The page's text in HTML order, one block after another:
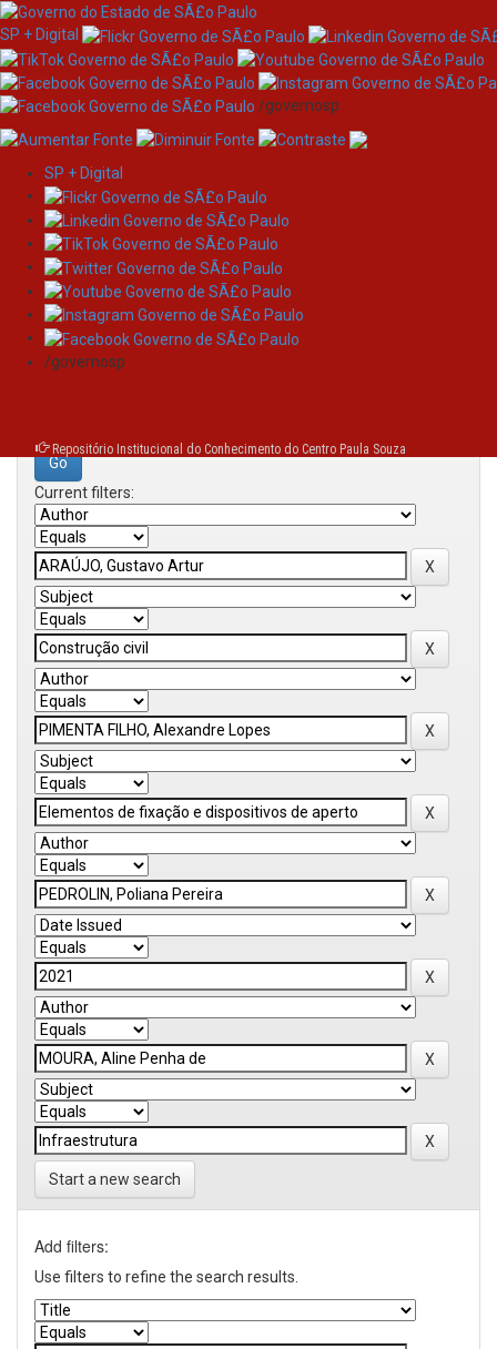
Skip
navigation
SP + Digital
/governosp
SP + Digital
/governosp
Repositório Institucional do Conhecimento do Centro Paula Souza
Search
Search:
Current filters:
Start a new search
Add filters:
Use filters to refine the search results.